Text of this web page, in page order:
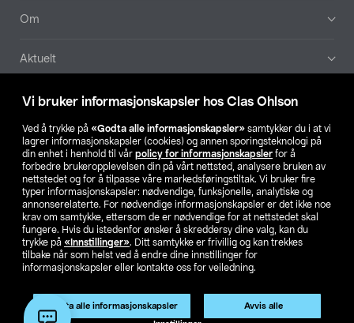
Vi bruker informasjonskapsler hos Clas Ohlson
Ved å trykke på «Godta alle informasjonskapsler» samtykker du i at vi
lagrer informasjonskapsler (cookies) og annen sporingsteknologi på
din enhet i henhold til vår policy for informasjonskapsler for å
forbedre brukeropplevelsen din på vårt nettsted, analysere bruken av
nettstedet og for å tilpasse våre markedsføringstiltak. Vi bruker fire
typer informasjonskapsler: nødvendige, funksjonelle, analytiske og
annonserelaterte. For nødvendige informasjonskapsler er det ikke noe
krav om samtykke, ettersom de er nødvendige for at nettstedet skal
fungere. Hvis du istedenfor ønsker å skreddersy dine valg, kan du
trykke på «Innstillinger». Ditt samtykke er frivillig og kan trekkes
tilbake når som helst ved å endre dine innstillinger for
informasjonskapsler eller kontakte oss for veiledning.
Godta alle informasjonskapsler Avvis alle
Produktet har utgått
Artikkelnr.:50-2405
Om
Aktuelt
Våre selskaper
Finn din butikk
SE NO FI
Endre til priser ekskl. moms